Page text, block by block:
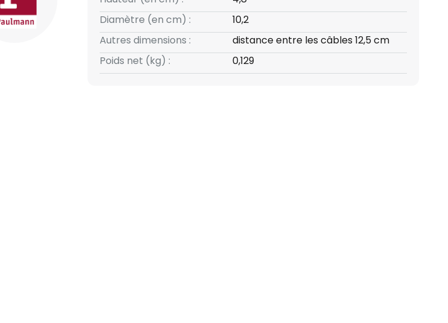
Diamètre (en cm) :
10,2
Autres dimensions :
distance entre les câbles 12,5 cm
Poids net (kg) :
0,129